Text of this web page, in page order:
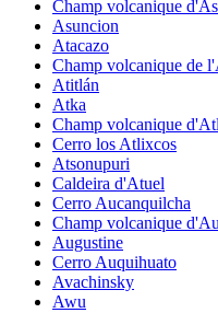
Champ volcanique
Asuncion
Atacazo
Champ volcanique de
Atitlán
Atka
Champ volcanique
Cerro los Atlixcos
Atsonupuri
Caldeira d'Atuel
Cerro Aucanquilcha
Champ volcanique
Augustine
Cerro Auquihuato
Avachinsky
Awu